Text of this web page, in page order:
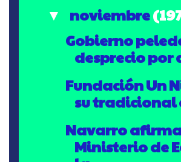
▼ noviembre
Gobierno
desprecio por
Fundación Un
su tradicional
Navarro
Ministerio de